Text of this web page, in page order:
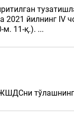
йилнинг IV
11-қ.). ...